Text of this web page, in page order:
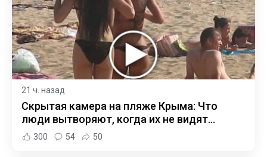
21 ч. назад
Скрытая камера на пляже Крыма: Что
люди вытворяют, когда их не видят...
300 54 50